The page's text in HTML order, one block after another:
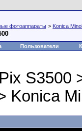
фотоаппараты > Konica
Пользователи
S3500
Konica